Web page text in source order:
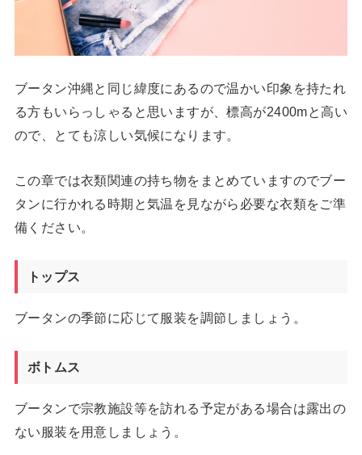
ブータン沖縄と同じ緯度にあるので温かい印象を持たれ
る方もいらっしゃると思いますが、標高が2400mと高い
ので、とても涼しい気候になります。
この章では衣類関連の持ち物をまとめていますのでブー
タンに行かれる時期と気温を見ながら必要な衣類をご準
備ください。
トップス
ブータンの季節に応じて服装を調節しましょう。
ボトムス
ブータンで宗教施設等を訪れる予定がある場合は露出の
ない服装を用意しましょう。